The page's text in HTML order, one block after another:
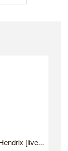
[live...